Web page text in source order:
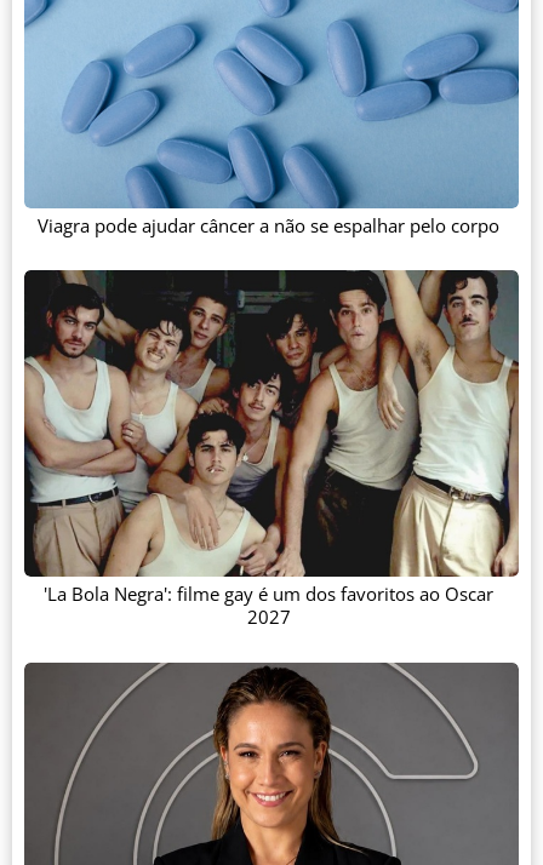
Viagra pode ajudar câncer a não se espalhar pelo corpo
'La Bola Negra': filme gay é um dos favoritos ao Oscar
2027